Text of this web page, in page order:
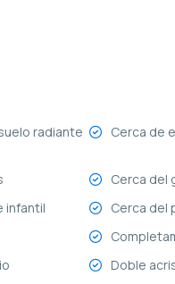
radiante
Cerca de
Cerca del
infantil
Cerca del
Doble